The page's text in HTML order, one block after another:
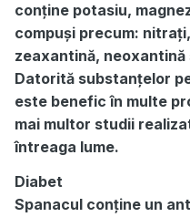
conține potasiu,
compuși precum:
zeaxantină,
Datorită substanțelor
este benefic în multe
mai multor studii
întreaga lume.
Diabet
Spanacul conține un